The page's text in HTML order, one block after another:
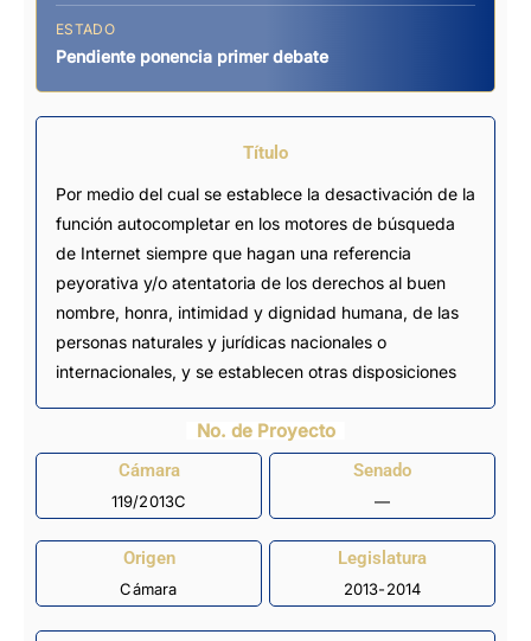
ESTADO
Pendiente ponencia primer debate
Título
Por medio del cual se establece la desactivación de la
función autocompletar en los motores de búsqueda
de Internet siempre que hagan una referencia
peyorativa y/o atentatoria de los derechos al buen
nombre, honra, intimidad y dignidad humana, de las
personas naturales y jurídicas nacionales o
internacionales, y se establecen otras disposiciones
No. de Proyecto
Cámara
119/2013C
Senado
—
Origen
Cámara
Legislatura
2013-2014